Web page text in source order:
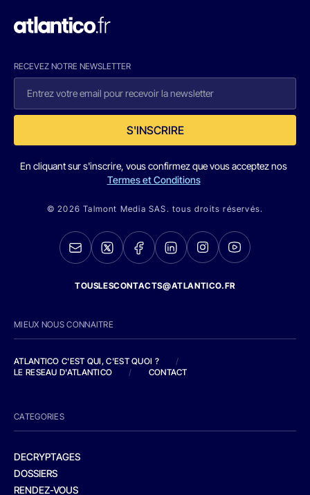
RECEVEZ NOTRE NEWSLETTER
S'INSCRIRE
En cliquant sur s'inscrire, vous confirmez que vous acceptez nos
Termes et Conditions
© 2026 Talmont Media SAS. tous droits réservés.
TOUSLESCONTACTS@ATLANTICO.FR
MIEUX NOUS CONNAITRE
ATLANTICO C'EST QUI, C'EST QUOI ?
/
LE RESEAU D'ATLANTICO
/ CONTACT
CATEGORIES
DECRYPTAGES
DOSSIERS
RENDEZ-VOUS